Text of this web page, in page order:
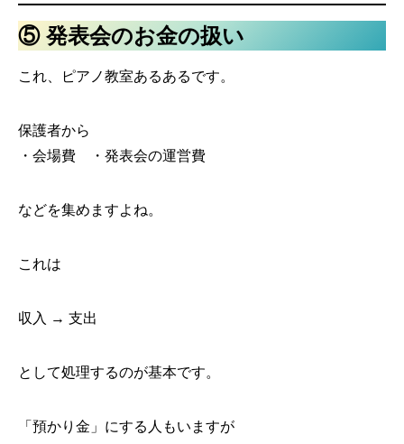
⑤ 発表会のお金の扱い
これ、ピアノ教室あるあるです。
保護者から
・会場費 ・発表会の運営費
などを集めますよね。
これは
収入 → 支出
として処理するのが基本です。
「預かり金」にする人もいますが